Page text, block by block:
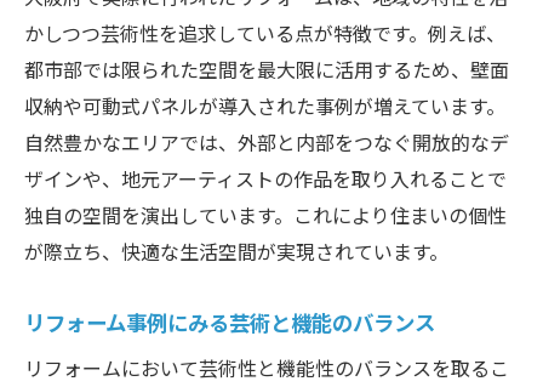
かしつつ芸術性を追求している点が特徴です。例えば、
都市部では限られた空間を最大限に活用するため、壁面
収納や可動式パネルが導入された事例が増えています。
自然豊かなエリアでは、外部と内部をつなぐ開放的なデ
ザインや、地元アーティストの作品を取り入れることで
独自の空間を演出しています。これにより住まいの個性
が際立ち、快適な生活空間が実現されています。
リフォーム事例にみる芸術と機能のバランス
リフォームにおいて芸術性と機能性のバランスを取るこ